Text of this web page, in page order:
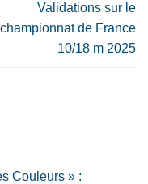
Validations sur le
championnat de France
10/18 m 2025
Couleurs » :